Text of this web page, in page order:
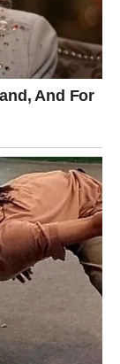
bi imati
dio vaše
informacije ili
mjeseci